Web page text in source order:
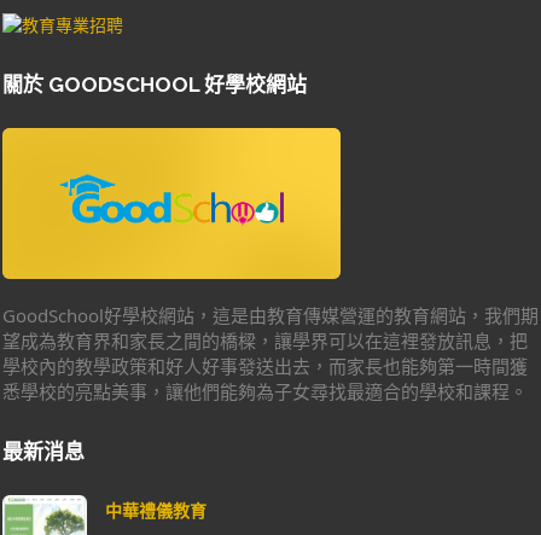
關於 GOODSCHOOL 好學校網站
GoodSchool好學校網站，這是由教育傳媒營運的教育網站，我們期
望成為教育界和家長之間的橋樑，讓學界可以在這裡發放訊息，把
學校內的教學政策和好人好事發送出去，而家長也能夠第一時間獲
悉學校的亮點美事，讓他們能夠為子女尋找最適合的學校和課程。
最新消息
中華禮儀教育